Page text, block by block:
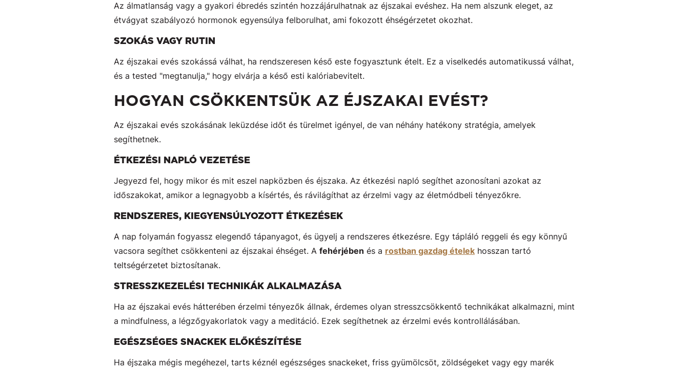
Az álmatlanság vagy a gyakori ébredés szintén hozzájárulhatnak az éjszakai evéshez. Ha nem alszunk eleget, az
étvágyat szabályozó hormonok egyensúlya felborulhat, ami fokozott éhségérzetet okozhat.
SZOKÁS VAGY RUTIN
Az éjszakai evés szokássá válhat, ha rendszeresen késő este fogyasztunk ételt. Ez a viselkedés automatikussá válhat,
és a tested "megtanulja," hogy elvárja a késő esti kalóriabevitelt.
HOGYAN CSÖKKENTSÜK AZ ÉJSZAKAI EVÉST?
Az éjszakai evés szokásának leküzdése időt és türelmet igényel, de van néhány hatékony stratégia, amelyek
segíthetnek.
ÉTKEZÉSI NAPLÓ VEZETÉSE
Jegyezd fel, hogy mikor és mit eszel napközben és éjszaka. Az étkezési napló segíthet azonosítani azokat az
időszakokat, amikor a legnagyobb a kísértés, és rávilágíthat az érzelmi vagy az életmódbeli tényezőkre.
RENDSZERES, KIEGYENSÚLYOZOTT ÉTKEZÉSEK
A nap folyamán fogyassz elegendő tápanyagot, és ügyelj a rendszeres étkezésre. Egy tápláló reggeli és egy könnyű
vacsora segíthet csökkenteni az éjszakai éhséget. A fehérjében és a rostban gazdag ételek hosszan tartó
teltségérzetet biztosítanak.
STRESSZKEZELÉSI TECHNIKÁK ALKALMAZÁSA
Ha az éjszakai evés hátterében érzelmi tényezők állnak, érdemes olyan stresszcsökkentő technikákat alkalmazni, mint
a mindfulness, a légzőgyakorlatok vagy a meditáció. Ezek segíthetnek az érzelmi evés kontrollálásában.
EGÉSZSÉGES SNACKEK ELŐKÉSZÍTÉSE
Ha éjszaka mégis megéhezel, tarts kéznél egészséges snackeket, friss gyümölcsöt, zöldségeket vagy egy marék